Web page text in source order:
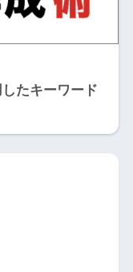
たキーワード